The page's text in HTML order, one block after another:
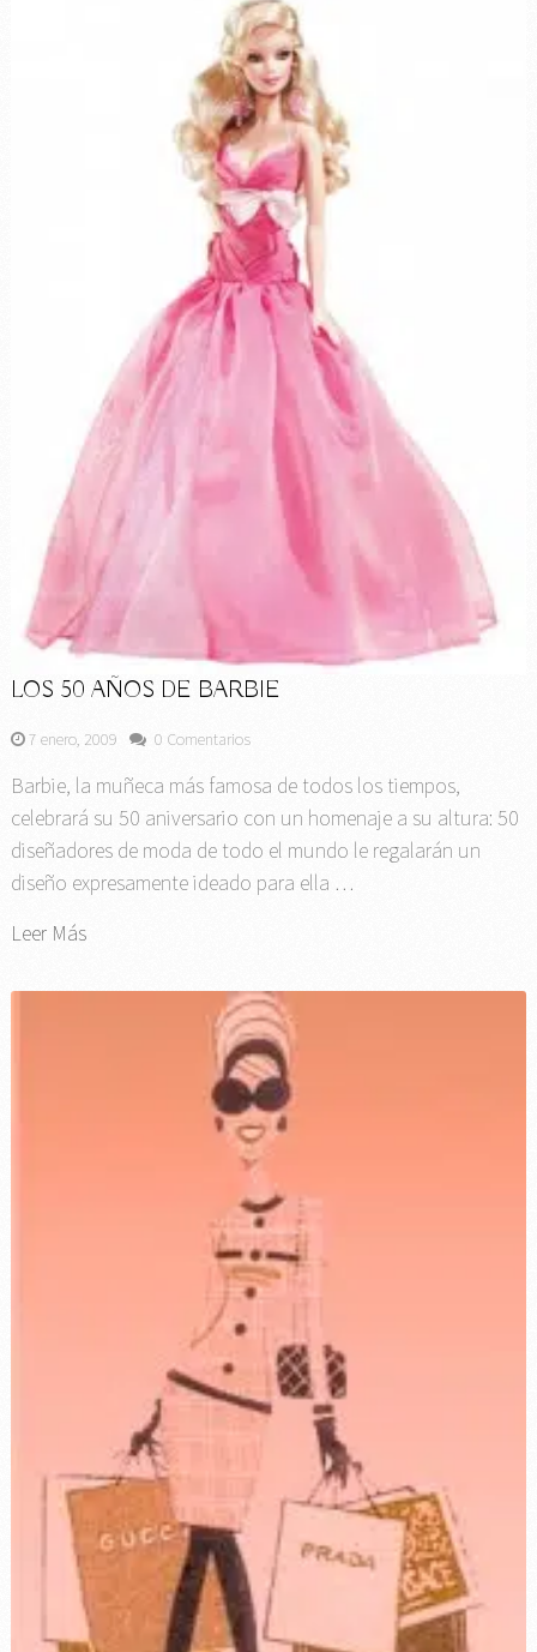
LOS 50 AÑOS DE BARBIE
7 enero, 2009 0 Comentarios
Barbie, la muñeca más famosa de todos los tiempos,
celebrará su 50 aniversario con un homenaje a su altura: 50
diseñadores de moda de todo el mundo le regalarán un
diseño expresamente ideado para ella …
Leer Más